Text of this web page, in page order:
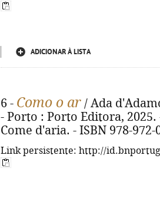
ADICIONAR À LISTA
6 - Como o ar / Ada
- Porto : Porto Editora,
Come d'aria. - ISBN 978-972-
Link persistente: http://